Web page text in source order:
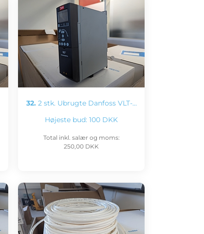
32. 2 stk. Ubrugte Danfoss VLT-…
Højeste bud: 100 DKK
Total inkl. salær og moms:
250,00 DKK